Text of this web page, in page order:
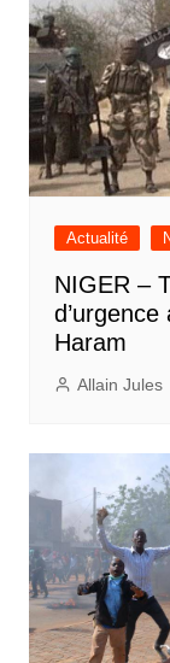
Actualité
NIGER –
Haram
Allain Jules